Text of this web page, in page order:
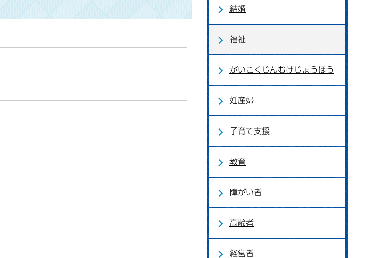
結婚
福祉
がいこくじんむけじょうほう
妊産婦
子育て支援
教育
障がい者
高齢者
経営者